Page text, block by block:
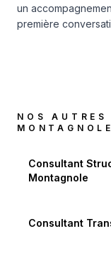
un
première
NOS AUTRES
MONTAGNOLE
Consultant
Montagnole
Consultant